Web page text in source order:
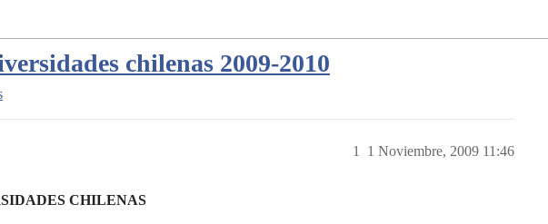
chilenas 2009-2010
1 Noviembre, 2009 11:46
1
CHILENAS